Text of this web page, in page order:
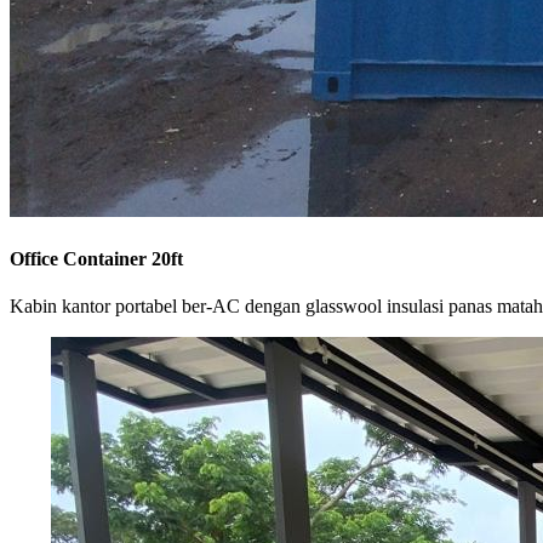
Office Container 20ft
Kabin kantor portabel ber-AC dengan glasswool insulasi panas